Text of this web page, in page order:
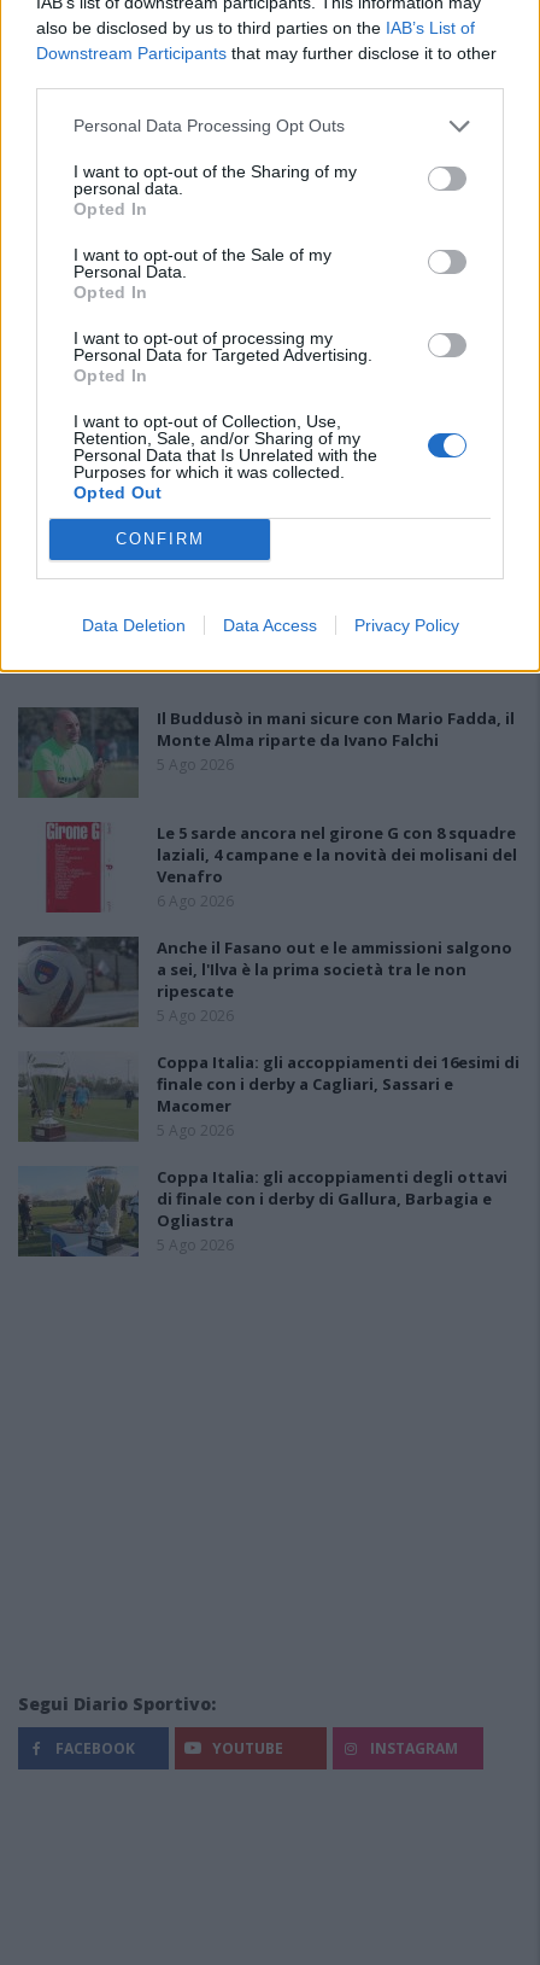
also be disclosed by us to third parties on the IAB’s List of
Downstream Participants that may further disclose it to other
Personal Data Processing Opt Outs
I want to opt-out of the Sharing of my
personal data.
Opted In
I want to opt-out of the Sale of my
Personal Data.
Opted In
I want to opt-out of processing my
Personal Data for Targeted Advertising.
Opted In
I want to opt-out of Collection, Use,
Retention, Sale, and/or Sharing of my
Personal Data that Is Unrelated with the
Purposes for which it was collected.
Opted Out
CONFIRM
Data Deletion Data Access Privacy Policy
Il Buddusò in mani sicure con Mario Fadda, il
Monte Alma riparte da Ivano Falchi
5 Ago 2026
Le 5 sarde ancora nel girone G con 8 squadre
laziali, 4 campane e la novità dei molisani del
Venafro
6 Ago 2026
Anche il Fasano out e le ammissioni salgono
a sei, l'Ilva è la prima società tra le non
ripescate
5 Ago 2026
Coppa Italia: gli accoppiamenti dei 16esimi di
finale con i derby a Cagliari, Sassari e
Macomer
5 Ago 2026
Coppa Italia: gli accoppiamenti degli ottavi
di finale con i derby di Gallura, Barbagia e
Ogliastra
5 Ago 2026
Segui Diario Sportivo:
FACEBOOK YOUTUBE INSTAGRAM